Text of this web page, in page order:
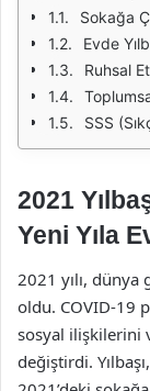
Sokağa
Evde
Ruhsal
SSS
2021
Yeni Yıla
2021 yılı, dünya
oldu. COVID-19
sosyal ilişkilerini
değiştirdi.